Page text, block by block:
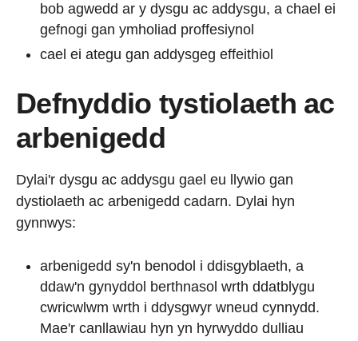
bob agwedd ar y dysgu ac addysgu, a chael ei
gefnogi gan ymholiad proffesiynol
cael ei ategu gan addysgeg effeithiol
Defnyddio tystiolaeth ac
arbenigedd
Dylai'r dysgu ac addysgu gael eu llywio gan
dystiolaeth ac arbenigedd cadarn. Dylai hyn
gynnwys:
arbenigedd sy'n benodol i ddisgyblaeth, a
ddaw'n gynyddol berthnasol wrth ddatblygu
cwricwlwm wrth i ddysgwyr wneud cynnydd.
Mae'r canllawiau hyn yn hyrwyddo dulliau